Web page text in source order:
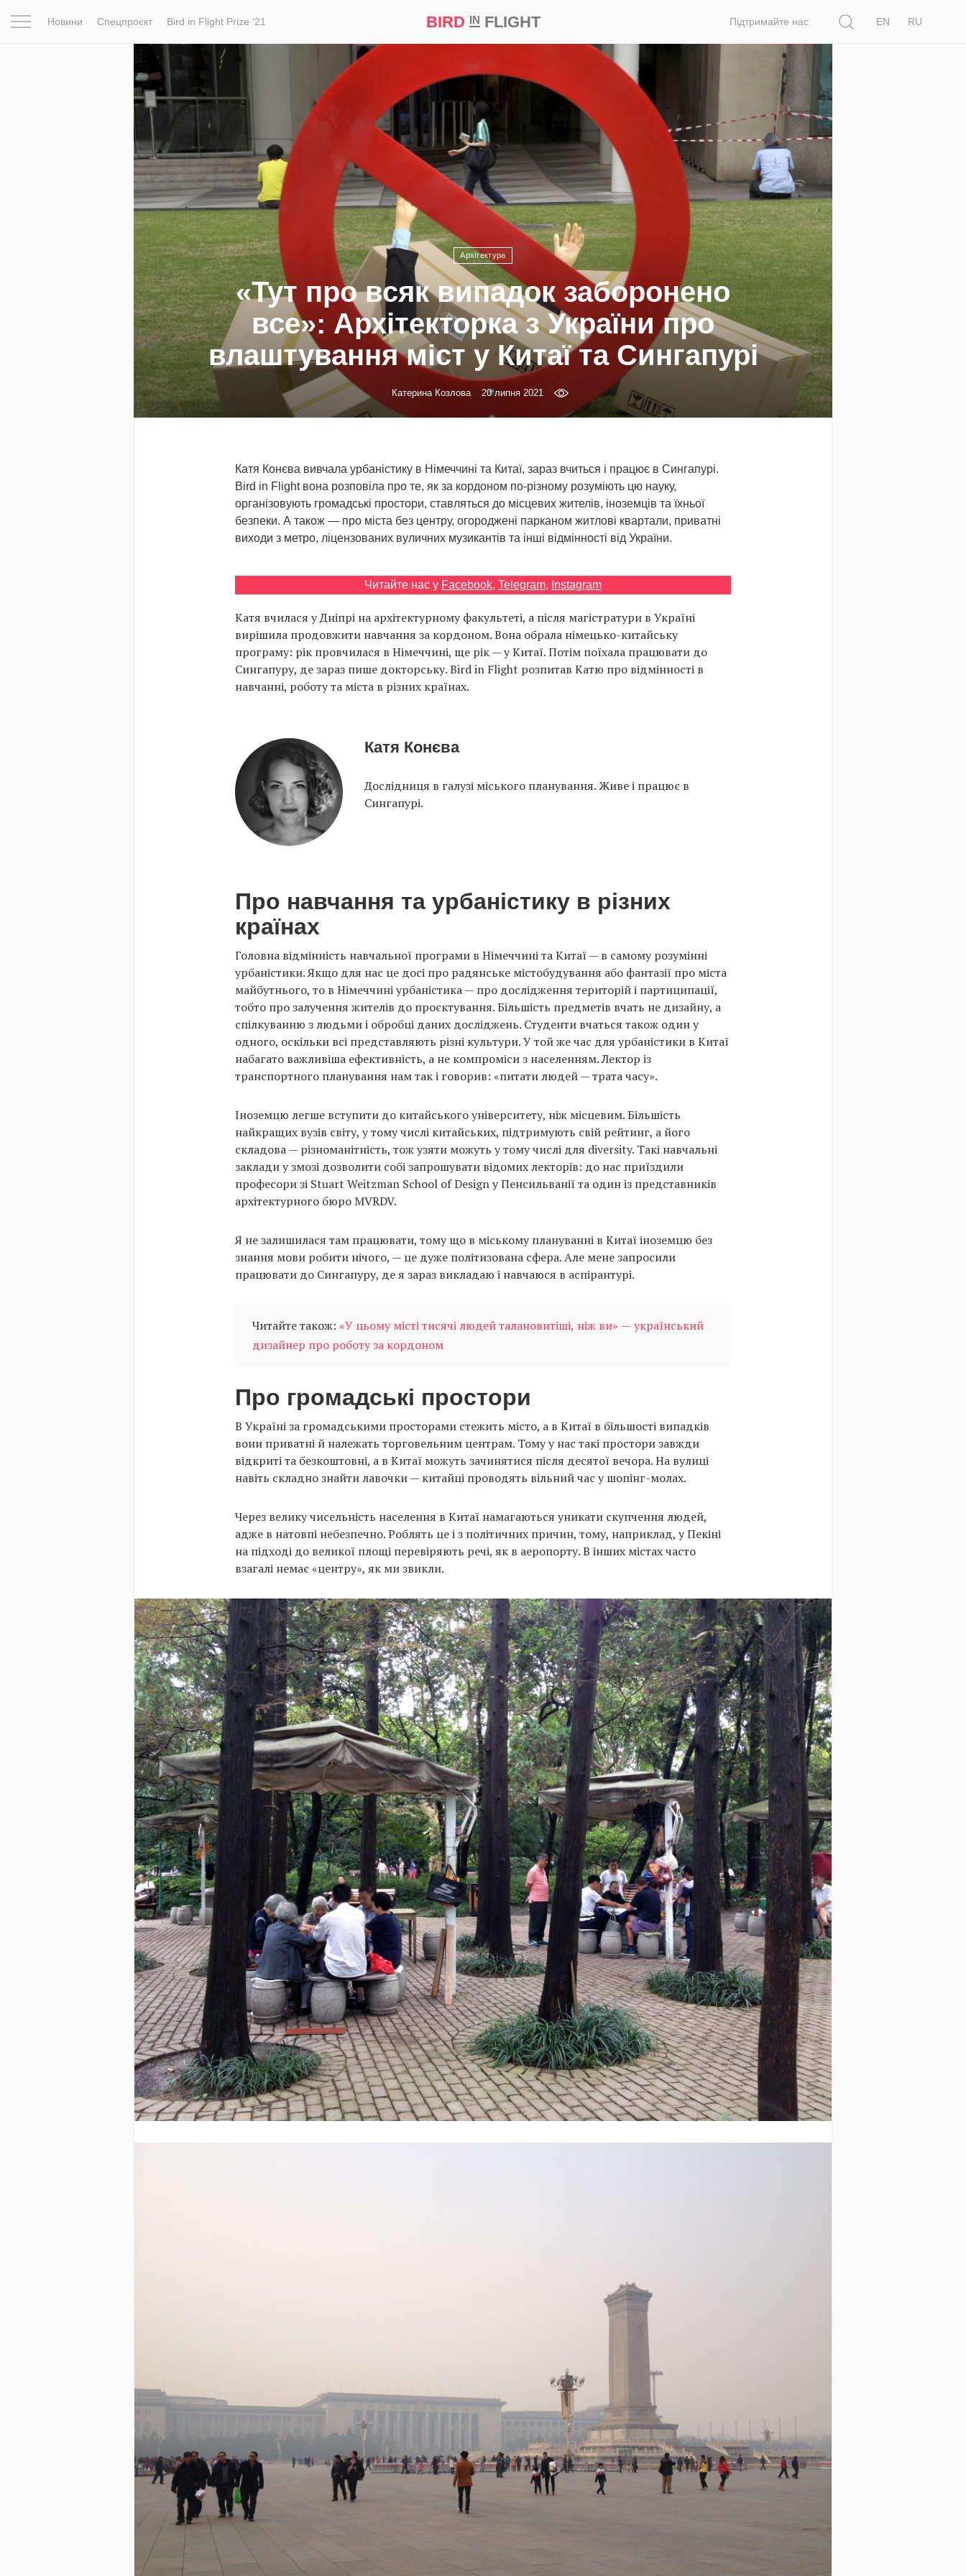
Новини Спецпроєкт Bird in Flight Prize ‘21 BIRD INFLIGHT Підтримайте нас
EN
RU
Фотопроєкт Новини Світ Професія
Архітектура
«Тут про всяк випадок заборонено
все»: Архітекторка з України про
влаштування міст у Китаї та Сингапурі
Катерина Козлова 20 липня 2021
Катя Конєва вивчала урбаністику в Німеччині та Китаї, зараз вчиться і працює в Сингапурі.
Bird in Flight вона розповіла про те, як за кордоном по-різному розуміють цю науку,
організовують громадські простори, ставляться до місцевих жителів, іноземців та їхньої
безпеки. А також — про міста без центру, огороджені парканом житлові квартали, приватні
виходи з метро, ​​ліцензованих вуличних музикантів та інші відмінності від України.
Читайте нас у Facebook, Telegram, Instagram
Катя вчилася у Дніпрі на архітектурному факультеті, а після магістратури в Україні
вирішила продовжити навчання за кордоном. Вона обрала німецько-китайську
програму: рік провчилася в Німеччині, ще рік — у Китаї. Потім поїхала працювати до
Сингапуру, де зараз пише докторську. Bird in Flight розпитав Катю про відмінності в
навчанні, роботу та міста в різних країнах.
Катя Конєва
Дослідниця в галузі міського планування. Живе і працює в
Сингапурі.
Про навчання та урбаністику в різних
країнах
Головна відмінність навчальної програми в Німеччині та Китаї — в самому розумінні
урбаністики. Якщо для нас це досі про радянське містобудування або фантазії про міста
майбутнього, то в Німеччині урбаністика — про дослідження територій і партиципації,
тобто про залучення жителів до проєктування. Більшість предметів вчать не дизайну, а
спілкуванню з людьми і обробці даних досліджень. Студенти вчаться також один у
одного, оскільки всі представляють різні культури. У той же час для урбаністики в Китаї
набагато важливіша ефективність, а не компроміси з населенням. Лектор із
транспортного планування нам так і говорив: «питати людей — трата часу».
Іноземцю легше вступити до китайського університету, ніж місцевим. Більшість
найкращих вузів світу, у тому числі китайських, підтримують свій рейтинг, а його
складова — різноманітність, тож узяти можуть у тому числі для diversity. Такі навчальні
заклади у змозі дозволити собі запрошувати відомих лекторів: до нас приїздили
професори зі Stuart Weitzman School of Design у Пенсильванії та один із представників
архітектурного бюро MVRDV.
Я не залишилася там працювати, тому що в міському плануванні в Китаї іноземцю без
знання мови робити нічого, — це дуже політизована сфера. Але мене запросили
працювати до Сингапуру, де я зараз викладаю і навчаюся в аспірантурі.
Читайте також: «У цьому місті тисячі людей талановитіші, ніж ви» — український
дизайнер про роботу за кордоном
Про громадські простори
В Україні за громадськими просторами стежить місто, а в Китаї в більшості випадків
вони приватні й належать торговельним центрам. Тому у нас такі простори завжди
відкриті та безкоштовні, а в Китаї можуть зачинятися після десятої вечора. На вулиці
навіть складно знайти лавочки — китайці проводять вільний час у шопінг-молах.
Через велику чисельність населення в Китаї намагаються уникати скупчення людей,
адже в натовпі небезпечно. Роблять це і з політичних причин, тому, наприклад, у Пекіні
на підході до великої площі перевіряють речі, як в аеропорту. В інших містах часто
взагалі немає «центру», як ми звикли.